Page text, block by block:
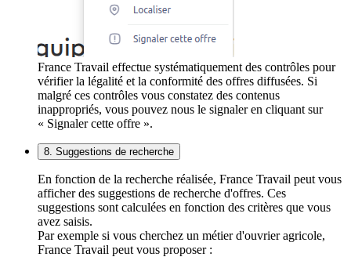
France Travail effectue systématiquement des contrôles pour
vérifier la légalité et la conformité des offres diffusées. Si
malgré ces contrôles vous constatez des contenus
inappropriés, vous pouvez nous le signaler en cliquant sur
« Signaler cette offre ».
8. Suggestions de recherche
En fonction de la recherche réalisée, France Travail peut vous
afficher des suggestions de recherche d'offres. Ces
suggestions sont calculées en fonction des critères que vous
avez saisis.
Par exemple si vous cherchez un métier d'ouvrier agricole,
France Travail peut vous proposer :